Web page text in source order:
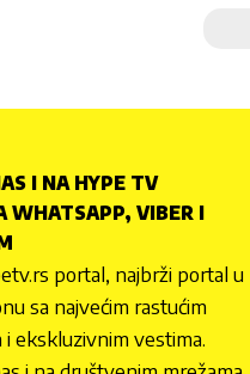
I NA HYPE TV
WHATSAPP, VIBER I
portal, najbrži portal u
sa najvećim rastućim
i ekskluzivnim vestima.